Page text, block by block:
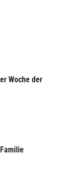
Woche der